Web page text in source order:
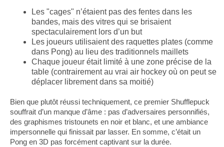
Les "cages" n’étaient pas des fentes dans les
bandes, mais des vitres qui se brisaient
spectaculairement lors d’un but
Les joueurs utilisaient des raquettes plates (comme
dans Pong) au lieu des traditionnels maillets
Chaque joueur était limité à une zone précise de la
table (contrairement au vrai air hockey où on peut se
déplacer librement dans sa moitié)
Bien que plutôt réussi techniquement, ce premier Shufflepuck
souffrait d’un manque d’âme : pas d’adversaires personnifiés,
des graphismes tristounets en noir et blanc, et une ambiance
impersonnelle qui finissait par lasser. En somme, c’était un
Pong en 3D pas forcément captivant sur la durée.